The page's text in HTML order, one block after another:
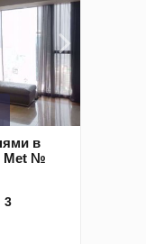
в
Met №
3